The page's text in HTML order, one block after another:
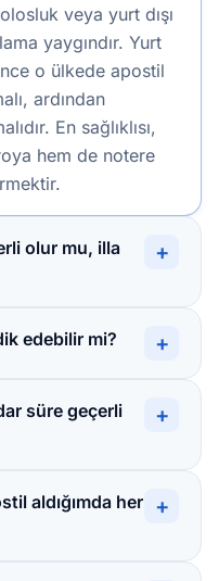
veya yurt dışı
yaygındır. Yurt
o ülkede apostil
ardından
En sağlıklısı,
hem de notere
olur mu, illa
+
edebilir mi? +
süre geçerli
+
aldığımda her
+